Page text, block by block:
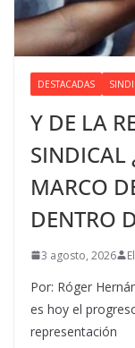
DESTACADAS
Y DE LA
SINDICAL
MARCO
DENTRO
3 agosto, 2026
Por: Róger
es hoy el
representación